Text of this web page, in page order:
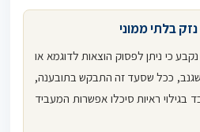
בלתי ממוני
נקבע כי ניתן לפסוק הוצאות לדוגמא או
שגנב, ככל שסעד זה התבקש בתובענה,
בגילוי ראיות סיכלו אפשרות המעביד